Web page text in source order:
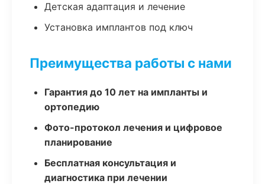
Детская адаптация и лечение
Установка имплантов под ключ
Преимущества работы с нами
Гарантия до 10 лет на импланты и
ортопедию
Фото-протокол лечения и цифровое
планирование
Бесплатная консультация и
диагностика при лечении